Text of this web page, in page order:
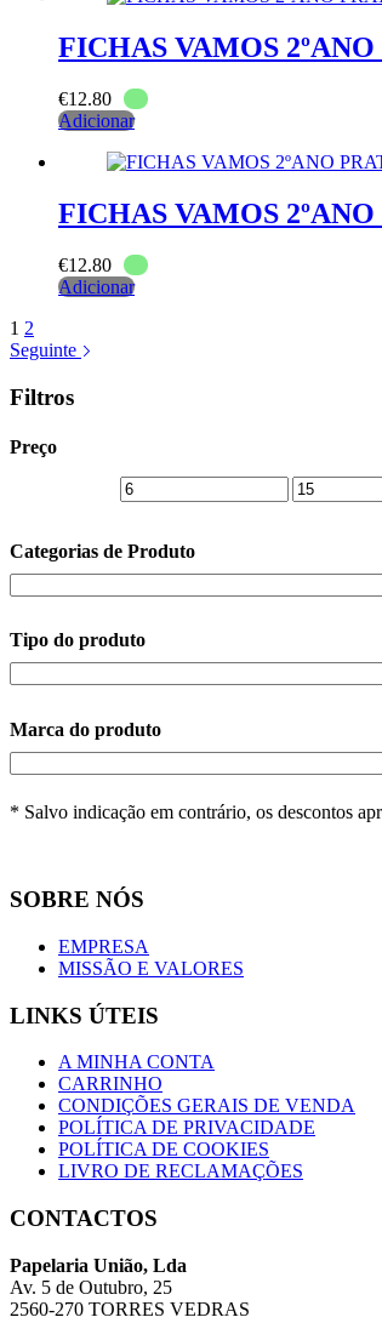
FICHAS VAMOS
€12.80
Adicionar
FICHAS VAMOS
€12.80
Adicionar
1 2
Seguinte
Filtros
Preço
Categorias de Produto
Tipo do produto
Marca do produto
* Salvo indicação em contrário, os descontos
SOBRE NÓS
EMPRESA
MISSÃO E VALORES
LINKS ÚTEIS
A MINHA CONTA
CARRINHO
CONDIÇÕES GERAIS DE VENDA
POLÍTICA DE PRIVACIDADE
POLÍTICA DE COOKIES
LIVRO DE RECLAMAÇÕES
CONTACTOS
Papelaria União, Lda
Av. 5 de Outubro, 25
2560-270 TORRES VEDRAS